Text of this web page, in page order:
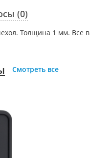
(0)
Толщина 1 мм. Все
Смотреть все